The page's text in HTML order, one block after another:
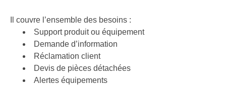
Il couvre l’ensemble des besoins :
Support produit ou équipement
Demande d’information
Réclamation client
Devis de pièces détachées
Alertes équipements